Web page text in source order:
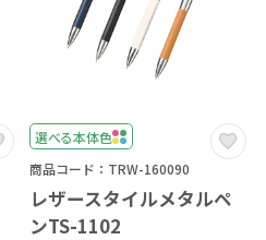
選べる本体色
商品コード：TRW-160090
レザースタイルメタルペ
ンTS-1102